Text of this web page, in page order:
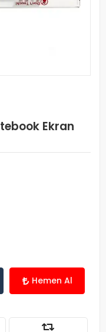
Ekran
Hemen Al